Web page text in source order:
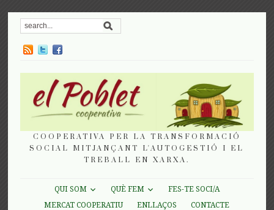
COOPERATIVA PER LA TRANSFORMACIÓ
SOCIAL MITJANÇANT L'AUTOGESTIÓ I EL
TREBALL EN XARXA.
QUI SOM QUÈ FEM
FES-TE SOCI/A
MERCAT COOPERATIU
ENLLAÇOS CONTACTE